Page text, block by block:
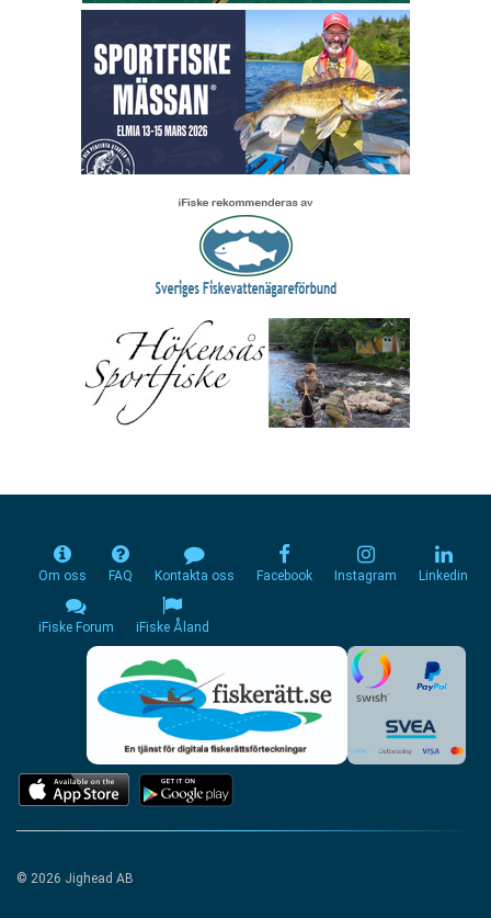
Om oss FAQ Kontakta oss Facebook Instagram Linkedin
iFiske Forum iFiske Åland
© 2026 Jighead AB